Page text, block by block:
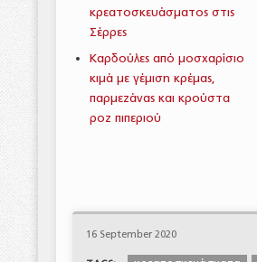
κρεατοσκευάσματος στις
Σέρρες
Καρδούλες από μοσχαρίσιο
κιμά με γέμιση κρέμας,
παρμεζάνας και κρούστα
ροζ πιπεριού
16 September 2020